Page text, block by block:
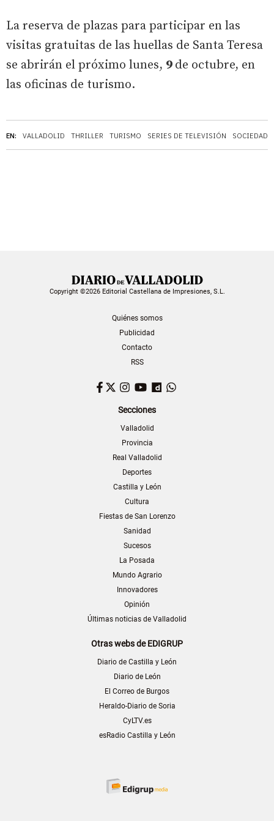
EN: VALLADOLID THRILLER TURISMO SERIES DE TELEVISIÓN SOCIEDAD
La reserva de plazas para participar en las
visitas gratuitas de las huellas de Santa Teresa
se abrirán el próximo lunes, 9 de octubre, en
las oficinas de turismo.
Copyright ©2026 Editorial Castellana de Impresiones, S.L.
Quiénes somos
Publicidad
Contacto
RSS
Facebook
TwitterInstagram
YouTubeDailymotion
Secciones
Valladolid
Provincia
Real Valladolid
Deportes
Castilla y León
Cultura
Fiestas de San Lorenzo
Sanidad
Sucesos
La Posada
Mundo Agrario
Innovadores
Opinión
Últimas noticias de Valladolid
Otras webs de EDIGRUP
Diario de Castilla y León
Diario de León
El Correo de Burgos
Heraldo-Diario de Soria
CyLTV.es
esRadio Castilla y León